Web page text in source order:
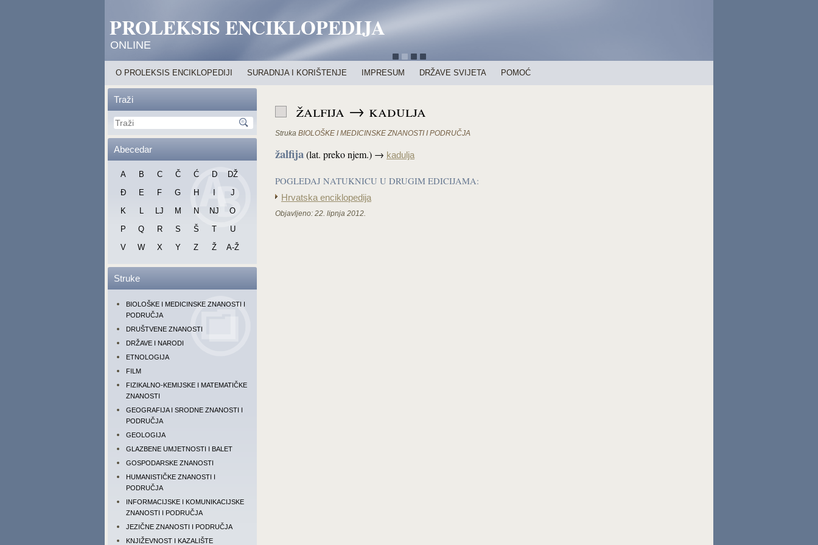
PROLEKSIS ENCIKLOPEDIJA
ONLINE
O PROLEKSIS ENCIKLOPEDIJI SURADNJA I KORIŠTENJE IMPRESUM DRŽAVE SVIJETA POMOĆ
Traži
Abecedar
A B C Č Ć D
DŽ
Đ
E F G H
J
K
L LJ M N NJ
O
P
Q R S Š T
U
V
W X Y Z Ž A-Ž
Struke
BIOLOŠKE I MEDICINSKE ZNANOSTI I
PODRUČJA
DRUŠTVENE ZNANOSTI
DRŽAVE I NARODI
ETNOLOGIJA
FILM
FIZIKALNO-KEMIJSKE I MATEMATIČKE
ZNANOSTI
GEOGRAFIJA I SRODNE ZNANOSTI I
PODRUČJA
GEOLOGIJA
GLAZBENE UMJETNOSTI I BALET
GOSPODARSKE ZNANOSTI
HUMANISTIČKE ZNANOSTI I
PODRUČJA
INFORMACIJSKE I KOMUNIKACIJSKE
ZNANOSTI I PODRUČJA
JEZIČNE ZNANOSTI I PODRUČJA
KNJIŽEVNOST I KAZALIŠTE
žalfija → kadulja
Struka BIOLOŠKE I MEDICINSKE ZNANOSTI I PODRUČJA
žalfija(lat. preko njem.) → kadulja
POGLEDAJ NATUKNICU U DRUGIM EDICIJAMA:
Hrvatska enciklopedija
Objavljeno: 22. lipnja 2012.